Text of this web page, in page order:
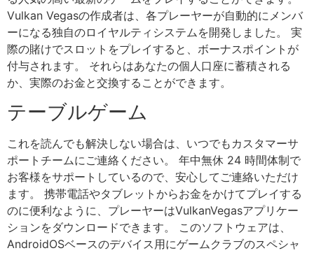
Vulkan Vegasの作成者は、各プレーヤーが自動的にメンバ
ーになる独自のロイヤルティシステムを開発しました。 実
際の賭けでスロットをプレイすると、ボーナスポイントが
付与されます。 それらはあなたの個人口座に蓄積される
か、実際のお金と交換することができます。
テーブルゲーム
これを読んでも解決しない場合は、いつでもカスタマーサ
ポートチームにご連絡ください。 年中無休 24 時間体制で
お客様をサポートしているので、安心してご連絡いただけ
ます。 携帯電話やタブレットからお金をかけてプレイする
のに便利なように、プレーヤーはVulkanVegasアプリケー
ションをダウンロードできます。 このソフトウェアは、
AndroidOSベースのデバイス用にゲームクラブのスペシャ